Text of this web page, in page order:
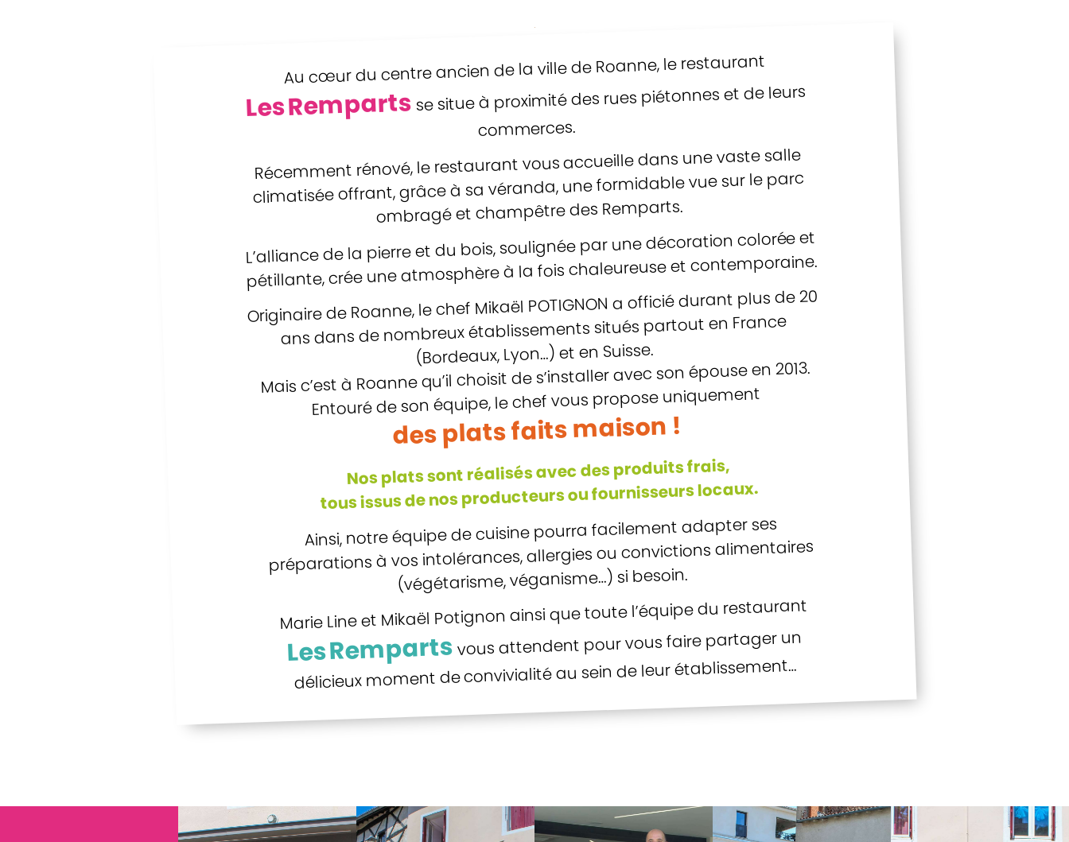
Au cœur du centre ancien de la ville de Roanne, le restaurant
Les Rempartsse situe à proximité des rues piétonnes et de leurs
commerces.
Récemment rénové, le restaurant vous accueille dans une vaste salle
climatisée offrant, grâce à sa véranda, une formidable vue sur le parc
ombragé et champêtre des Remparts.
L’alliance de la pierre et du bois, soulignée par une décoration colorée et
pétillante, crée une atmosphère à la fois chaleureuse et contemporaine.
Originaire de Roanne, le chef Mikaël POTIGNON a officié durant plus de 20
ans dans de nombreux établissements situés partout en France
(Bordeaux, Lyon…) et en Suisse.
Mais c’est à Roanne qu’il choisit de s’installer avec son épouse en 2013.
Entouré de son équipe, le chef vous propose uniquement
des plats faits maison !
Nos plats sont réalisés avec des produits frais,
tous issus de nos producteurs ou fournisseurs locaux.
Ainsi, notre équipe de cuisine pourra facilement adapter ses
préparations à vos intolérances, allergies ou convictions alimentaires
(végétarisme, véganisme…) si besoin.
Marie Line et Mikaël Potignon ainsi que toute l’équipe du restaurant
Les Rempartsvous attendent pour vous faire partager un
délicieux moment de convivialité au sein de leur établissement…